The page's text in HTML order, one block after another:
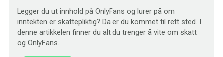
Legger du ut innhold på OnlyFans og lurer på om
inntekten er skattepliktig? Da er du kommet til rett sted. I
denne artikkelen finner du alt du trenger å vite om skatt
og OnlyFans.